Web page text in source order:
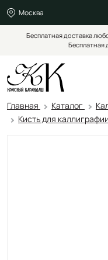
Москва
Бесплатная доставка
Бесплатная
Главная Каталог
Кисть для